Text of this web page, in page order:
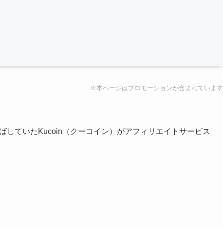
※本ページはプロモーションが含まれています
していたKucoin（クーコイン）がアフィリエイトサービス